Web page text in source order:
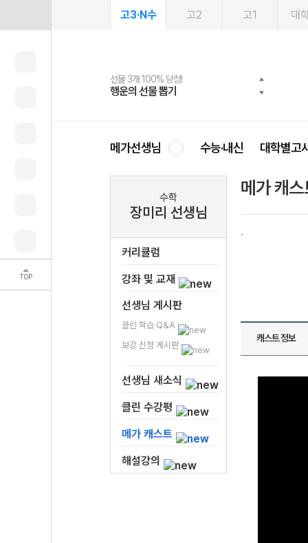
TOP
고3·N수 고2 고1 대
선물 3개 100% 당첨!
행운의 선물 뽑기
선물 100% 증정!
메가스터디 X 올리브
여름방학 스터디 캐시백
메가런 썸머스쿨
2027 러셀 단과
강사 공개선발
스마트러닝앱
설문 EVENT
메가패스
3일 무료 체험권
메가패스 수강생 무료혜택!
메가클럽 멤버십
사회공헌 캠페인
희망이룸 메가나눔
메가선생님 수능·내신 대학별고
수학
장미리 선생님
커리큘럼
강좌 및 교재
선생님 게시판
클린 학습 Q&A
보강 신청 게시판
선생님 새소식
클린 수강평
메가 캐스트
해설강의
메가 캐스
캐스트 정보